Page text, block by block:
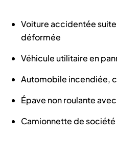
Voiture accidentée
déformée
Véhicule utilitaire en
Automobile incendiée,
Épave non roulante
Camionnette de société